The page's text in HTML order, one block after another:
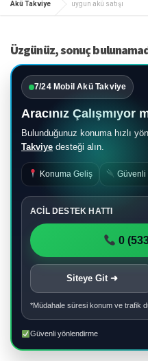
Akü Takviye uygun akü satışı
Üzgünüz, sonuç
7/24 Mobil Akü Takviye
Aracınız Çalışmıyor
Bulunduğunuz konuma hızlı
Takviye desteği alın.
Konuma Geliş Güvenli
ACİL DESTEK HATTI
0
Siteye Git ➜
*Müdahale süresi konum ve trafik
Güvenli yönlendirme